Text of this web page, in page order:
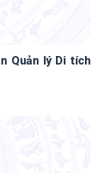
Quản lý Di tích